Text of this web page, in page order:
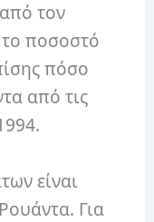
τον
ποσοστό
πόσο
από τις
είναι
Για